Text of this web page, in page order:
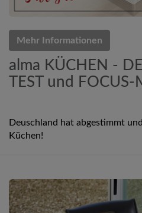
Mehr Informationen
alma KÜCHEN -
TEST und FOCUS-
Deuschland hat abgestimmt
Küchen!